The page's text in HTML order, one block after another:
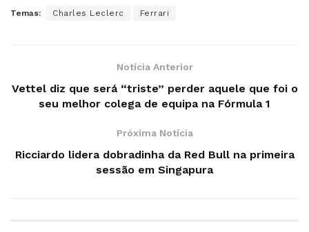
Temas: Charles Leclerc Ferrari
Notícia Anterior
Vettel diz que será “triste” perder aquele que foi o
seu melhor colega de equipa na Fórmula 1
Próxima Notícia
Ricciardo lidera dobradinha da Red Bull na primeira
sessão em Singapura